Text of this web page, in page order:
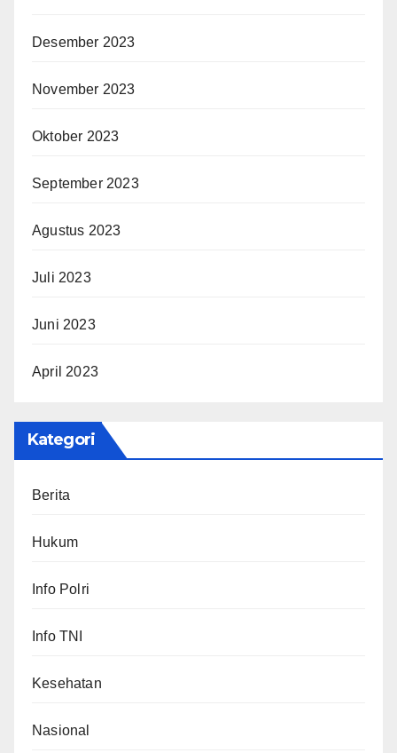
Desember 2023
November 2023
Oktober 2023
September 2023
Agustus 2023
Juli 2023
Juni 2023
April 2023
Kategori
Berita
Hukum
Info Polri
Info TNI
Kesehatan
Nasional